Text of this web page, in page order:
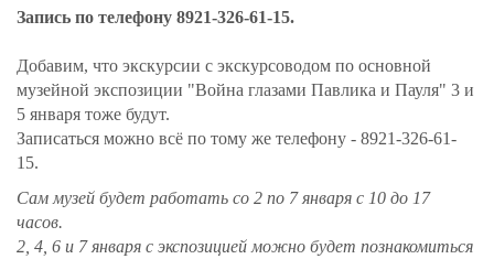
Запись по телефону 8921-326-61-15.
Добавим, что экскурсии с экскурсоводом по основной
музейной экспозиции "Война глазами Павлика и Пауля" 3 и
5 января тоже будут.
Записаться можно всё по тому же телефону - 8921-326-61-
15.
Сам музей будет работать со 2 по 7 января с 10 до 17
часов.
2, 4, 6 и 7 января с экспозицией можно будет познакомиться